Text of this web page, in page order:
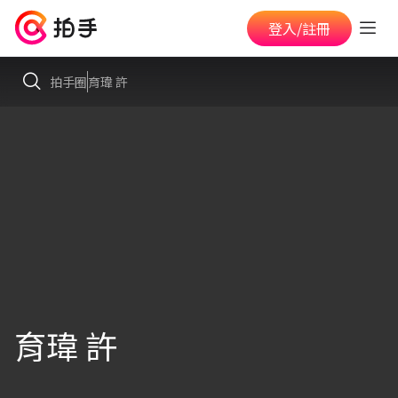
登入/註冊
拍手圈育瑋 許
育瑋 許